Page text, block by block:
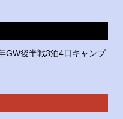
GW後半戦3泊4日キャンプ